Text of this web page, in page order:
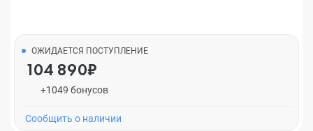
ОЖИДАЕТСЯ ПОСТУПЛЕНИЕ
104 890₽
+1049 бонусов
Cообщить о наличии